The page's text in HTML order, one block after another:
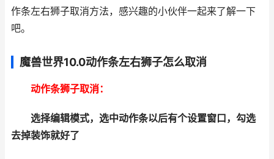
作条左右狮子取消方法，感兴趣的小伙伴一起来了解一下
吧。
魔兽世界10.0动作条左右狮子怎么取消
动作条狮子取消：
选择编辑模式，选中动作条以后有个设置窗口，勾选
去掉装饰就好了